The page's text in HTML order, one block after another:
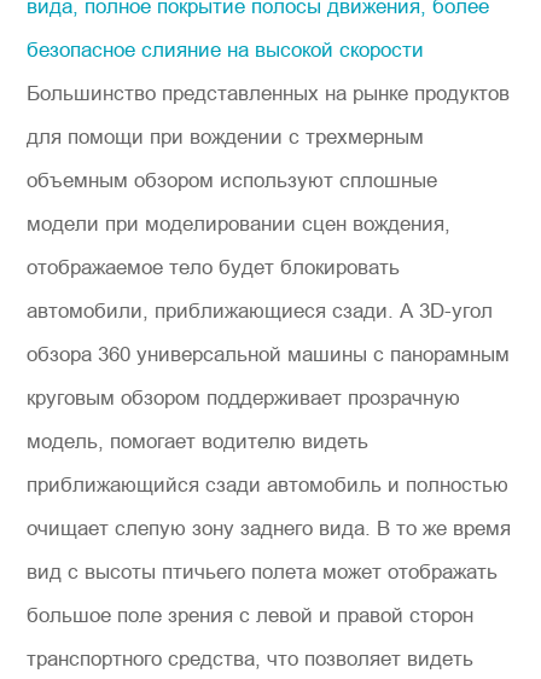
вида, полное покрытие полосы движения, более
безопасное слияние на высокой скорости
Большинство представленных на рынке продуктов
для помощи при вождении с трехмерным
объемным обзором используют сплошные
модели при моделировании сцен вождения,
отображаемое тело будет блокировать
автомобили, приближающиеся сзади. А 3D-угол
обзора 360 универсальной машины с панорамным
круговым обзором поддерживает прозрачную
модель, помогает водителю видеть
приближающийся сзади автомобиль и полностью
очищает слепую зону заднего вида. В то же время
вид с высоты птичьего полета может отображать
большое поле зрения с левой и правой сторон
транспортного средства, что позволяет видеть